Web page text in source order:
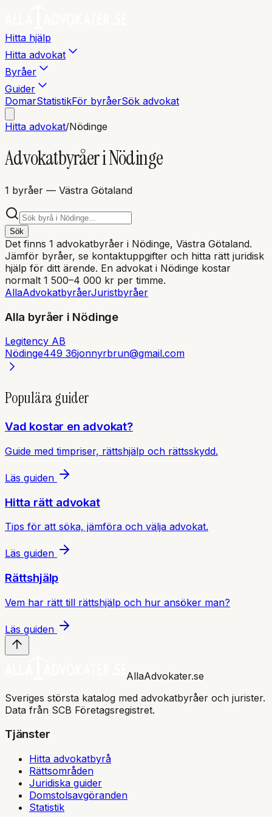
Hitta hjälp
Hitta advokat
Byråer
Guider
DomarStatistikFör byråerSök advokat
Hitta advokat/Nödinge
Advokatbyråer iNödinge
1 byråer — Västra Götaland
Sök
Det finns 1 advokatbyråer i Nödinge, Västra Götaland.
Jämför byråer, se kontaktuppgifter och hitta rätt juridisk
hjälp för ditt ärende. En advokat i Nödinge kostar
normalt 1 500–4 000 kr per timme.
AllaAdvokatbyråerJuristbyråer
Alla byråer i Nödinge
Legitency AB
Nödinge449 36jonnyrbrun@gmail.com
Populära guider
Vad kostar en advokat?
Guide med timpriser, rättshjälp och rättsskydd.
Läs guiden
Hitta rätt advokat
Tips för att söka, jämföra och välja advokat.
Läs guiden
Rättshjälp
Vem har rätt till rättshjälp och hur ansöker man?
Läs guiden
AllaAdvokater.se
Sveriges största katalog med advokatbyråer och jurister.
Data från SCB Företagsregistret.
Tjänster
Hitta advokatbyrå
Rättsområden
Juridiska guider
Domstolsavgöranden
Statistik